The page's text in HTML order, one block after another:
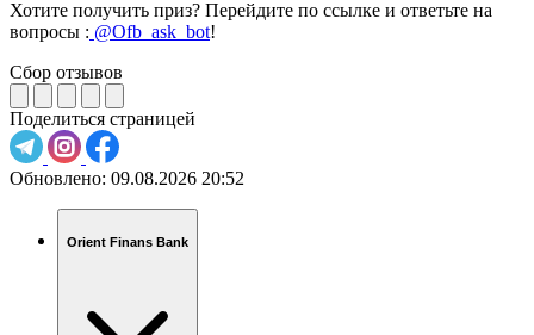
Хотите получить приз? Перейдите по ссылке и ответьте на
вопросы : @Ofb_ask_bot!
Сбор отзывов
Поделиться страницей
Обновлено: 09.08.2026 20:52
Orient Finans Bank